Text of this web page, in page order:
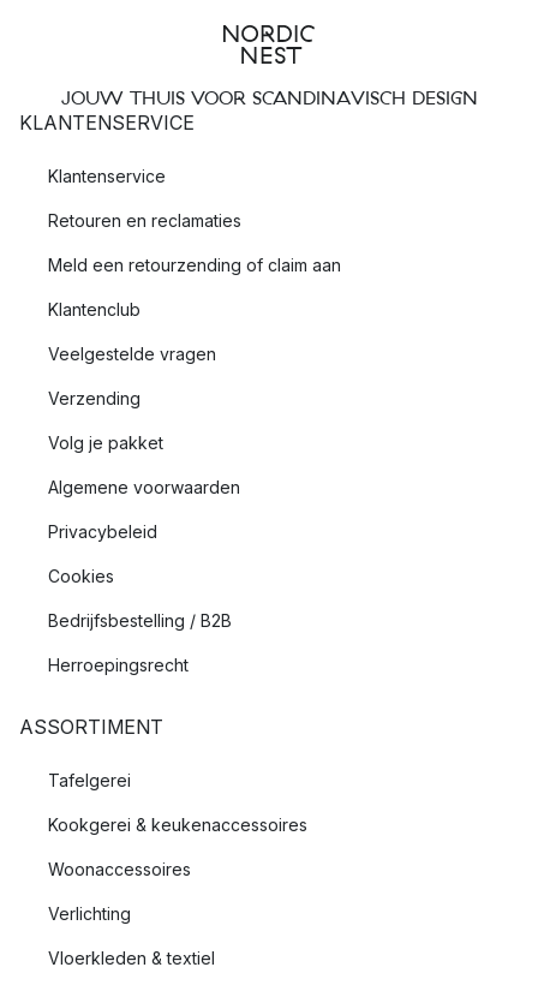
JOUW THUIS VOOR SCANDINAVISCH DESIGN
KLANTENSERVICE
Klantenservice
Retouren en reclamaties
Meld een retourzending of claim aan
Klantenclub
Veelgestelde vragen
Verzending
Volg je pakket
Algemene voorwaarden
Privacybeleid
Cookies
Bedrijfsbestelling / B2B
Herroepingsrecht
ASSORTIMENT
Tafelgerei
Kookgerei & keukenaccessoires
Woonaccessoires
Verlichting
Vloerkleden & textiel